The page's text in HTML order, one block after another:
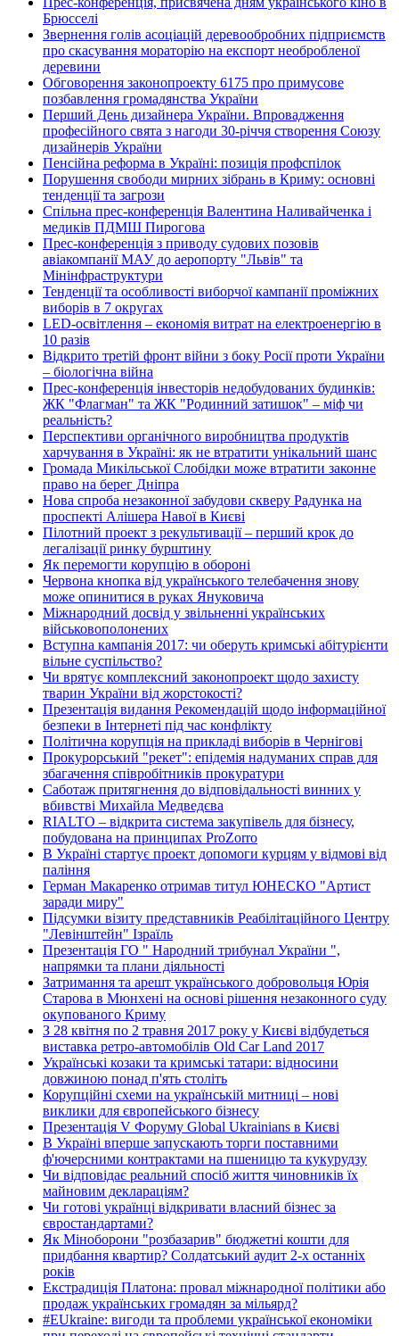
Брюсселі
Звернення голів асоціацій деревообробних підприємств
про скасування мораторію на експорт необробленої
деревини
Обговорення законопроекту 6175 про примусове
позбавлення громадянства України
Перший День дизайнера України. Впровадження
професійного свята з нагоди 30-річчя створення Союзу
дизайнерів України
Пенсійна реформа в Україні: позиція профспілок
Порушення свободи мирних зібрань в Криму: основні
тенденції та загрози
Спільна прес-конференція Валентина Наливайченка і
медиків ПДМШ Пирогова
Прес-конференція з приводу судових позовів
авіакомпанії МАУ до аеропорту "Львів" та
Мінінфраструктури
Тенденції та особливості виборчої кампанії проміжних
виборів в 7 округах
LED-освітлення – економія витрат на електроенергію в
10 разів
Відкрито третій фронт війни з боку Росії проти України
– біологічна війна
Прес-конференція інвесторів недобудованих будинків:
ЖК "Флагман" та ЖК "Родинний затишок" – міф чи
реальність?
Перспективи органічного виробництва продуктів
харчування в Україні: як не втратити унікальний шанс
Громада Микільської Слобідки може втратити законне
право на берег Дніпра
Нова спроба незаконної забудови скверу Радунка на
проспекті Алішера Навої в Києві
Пілотний проект з рекультивації – перший крок до
легалізації ринку бурштину
Як перемогти корупцію в обороні
Червона кнопка від українського телебачення знову
може опинитися в руках Януковича
Міжнародний досвід у звільненні українських
військовополонених
Вступна кампанія 2017: чи оберуть кримські абітурієнти
вільне суспільство?
Чи врятує комплексний законопроект щодо захисту
тварин України від жорстокості?
Презентація видання Рекомендацій щодо інформаційної
безпеки в Інтернеті під час конфлікту
Політична корупція на прикладі виборів в Чернігові
Прокурорський "рекет": епідемія надуманих справ для
збагачення співробітників прокуратури
Саботаж притягнення до відповідальності винних у
вбивстві Михайла Медведєва
RIALTO – відкрита система закупівель для бізнесу,
побудована на принципах ProZorro
В Україні стартує проект допомоги курцям у відмові від
паління
Герман Макаренко отримав титул ЮНЕСКО "Артист
заради миру"
Підсумки візиту представників Реабілітаційного Центру
"Левінштейн" Ізраїль
Презентація ГО " Народний трибунал України ",
напрямки та плани діяльності
Затримання та арешт українського добровольця Юрія
Старова в Мюнхені на основі рішення незаконного суду
окупованого Криму
З 28 квітня по 2 травня 2017 року у Києві відбудеться
виставка ретро-автомобілів Old Car Land 2017
Українські козаки та кримські татари: відносини
довжиною понад п'ять століть
Корупційні схеми на українській митниці – нові
виклики для європейського бізнесу
Презентація V Форуму Global Ukrainians в Києві
В Україні вперше запускають торги поставними
ф'ючерсними контрактами на пшеницю та кукурудзу
Чи відповідає реальний спосіб життя чиновників їх
майновим деклараціям?
Чи готові українці відкривати власний бізнес за
євростандартами?
Як Міноборони "розбазарив" бюджетні кошти для
придбання квартир? Солдатський аудит 2-х останніх
років
Екстрадиція Платона: провал міжнародної політики або
продаж українських громадян за мільярд?
#EUkraine: вигоди та проблеми української економіки